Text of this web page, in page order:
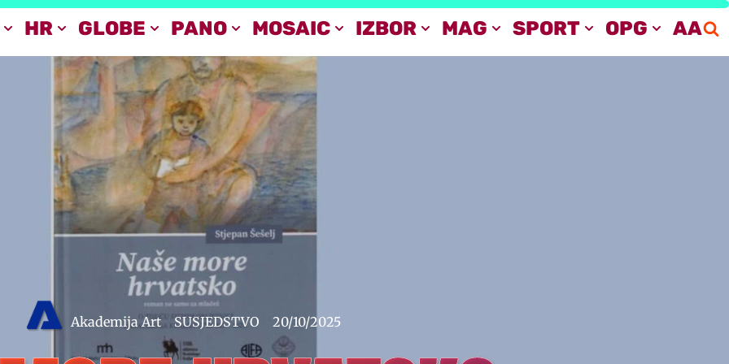
HR GLOBE PANO MOSAIC IZBOR MAG SPORT OPG AA
Akademija Art SUSJEDSTVO 20/10/2025